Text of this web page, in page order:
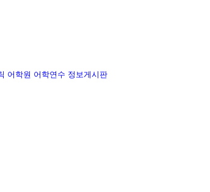
어학원 어학연수 정보게시판